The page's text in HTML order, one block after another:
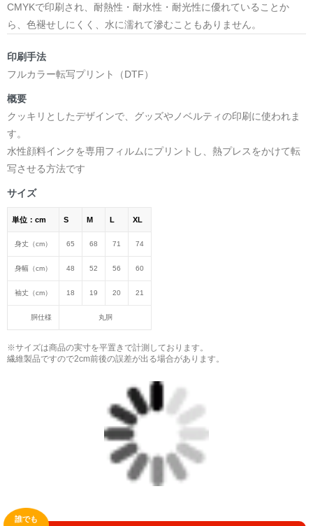
-挿画デザイン画集&グッズカタログ-
＜著者/小説:作詞:挿画作成＞
凛々風 猛-リリカゼタケル
https://amzn.asia/d/0dgbLm4e
＿＿＿＿＿＿＿＿＿＿＿＿＿＿＿＿＿＿＿＿＿＿
小説 [刺すように燃えるような眼差しは] -Version1.
挿画&グッズカタログ <デザイン画集:BEST版>
＜著者:挿画作成＞ 凛々風 猛 -リリカゼタケル
小説 [刺すように燃えるような眼差しは] -Version2.
＜著者:絵本/挿画作成＞ 凛々風 猛 -リリカゼタケル
日本語版: https://amzn.asia/d/hMo8oB0
▶︎小説 [刺すように燃えるような眼差しは]
挿画&グッズカタログ <デザイン画集:BEST版>
日本語版: https://amzn.asia/d/gPVyU1t
＿＿＿＿＿＿＿＿＿＿＿＿＿＿＿＿＿＿＿＿＿＿
▶︎SUZURI https://suzuri.jp/ririkazetakeru
▶︎UP-T up-t.jp/creator/66b9c067ae64e
https://gicleepod.com/store/artist-ririkazetakeru
CMYKで印刷され、耐熱性・耐水性・耐光性に優れていることか
ら、色褪せしにくく、水に濡れて滲むこともありません。
印刷手法
フルカラー転写プリント（DTF）
概要
クッキリとしたデザインで、グッズやノベルティの印刷に使われま
す。
水性顔料インクを専用フィルムにプリントし、熱プレスをかけて転
写させる方法です
サイズ
単位：cm S M L XL
身丈（cm） 65 68 71 74
身幅（cm） 48 52 56 60
袖丈（cm） 18 19 20 21
胴仕様 丸胴
※サイズは商品の実寸を平置きで計測しております。
繊維製品ですので2cm前後の誤差が出る場合があります。
誰でも